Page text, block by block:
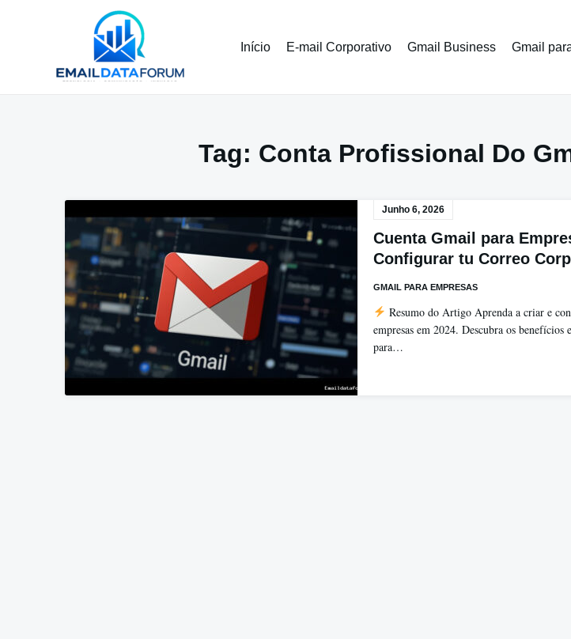
Início E-mail Corporativo Gmail Business Gmail
Tag: Conta Profissional Do
Junho 6, 2026
Cuenta Gmail para
Configurar tu Correo
GMAIL PARA EMPRESAS
Resumo do Artigo Aprenda a criar e
empresas em 2024. Descubra os benefícios
para…